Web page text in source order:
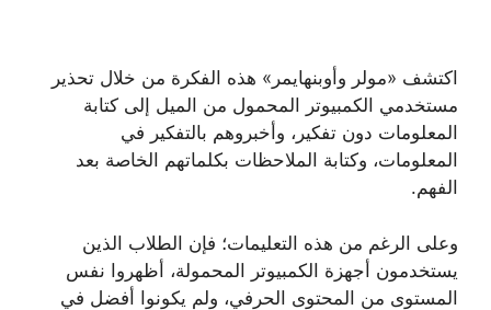
اكتشف «مولر وأوبنهايمر» هذه الفكرة من خلال تحذير
مستخدمي الكمبيوتر المحمول من الميل إلى كتابة
المعلومات دون تفكير، وأخبروهم بالتفكير في
المعلومات، وكتابة الملاحظات بكلماتهم الخاصة بعد
الفهم.
وعلى الرغم من هذه التعليمات؛ فإن الطلاب الذين
يستخدمون أجهزة الكمبيوتر المحمولة، أظهروا نفس
المستوى من المحتوى الحرفي، ولم يكونوا أفضل في